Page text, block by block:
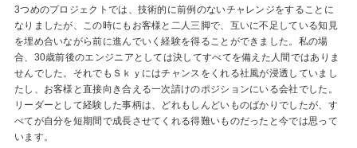
3つめのプロジェクトでは、技術的に前例のないチャレンジをすることに
なりましたが、この時にもお客様と二人三脚で、互いに不足している知見
を埋め合いながら前に進んでいく経験を得ることができました。私の場
合、30歳前後のエンジニアとしては決してすべてを備えた人間ではありま
せんでした。それでもＳｋｙにはチャンスをくれる社風が浸透していまし
たし、お客様と直接向き合える一次請けのポジションにいる会社でした。
リーダーとして経験した事柄は、どれもしんどいものばかりでしたが、す
べてが自分を短期間で成長させてくれる得難いものだったと今では思って
います。